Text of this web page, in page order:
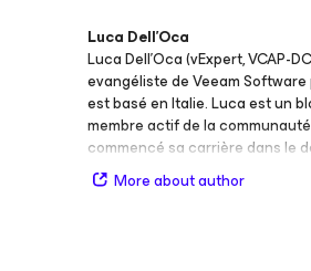
Luca Dell'Oca
Luca Dell’Oca (vExpert, VCAP-
evangéliste de Veeam Software
est basé en Italie. Luca est un
membre actif de la
commencé sa carrière dans le
l’information avant de se
Ses principaux domaines
More about author